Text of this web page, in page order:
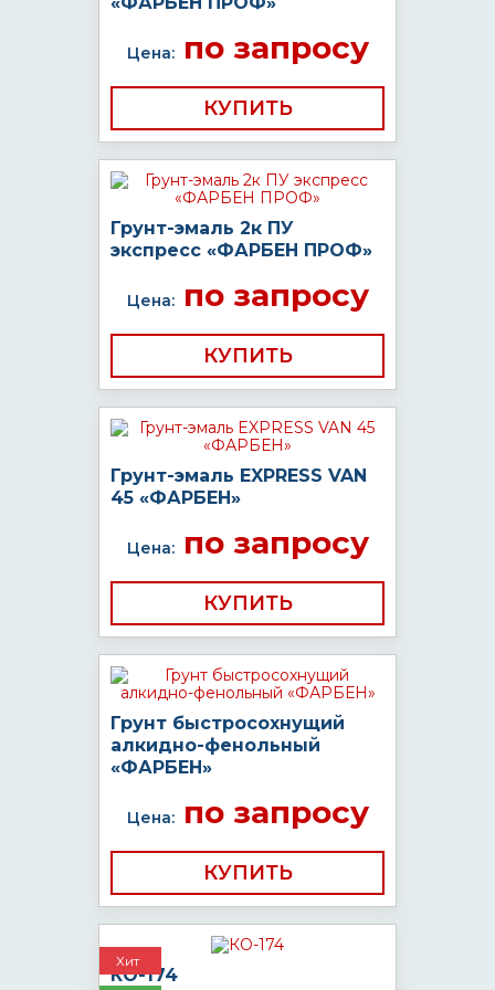
Цена:по запросу
КУПИТЬ
Грунт-эмаль 2к ПУ
экспресс «ФАРБЕН ПРОФ»
Цена:по запросу
КУПИТЬ
Грунт-эмаль EXPRESS VAN
45 «ФАРБЕН»
Цена:по запросу
КУПИТЬ
Грунт быстросохнущий
алкидно-фенольный
«ФАРБЕН»
Цена:по запросу
КУПИТЬ
Хит
КО-174